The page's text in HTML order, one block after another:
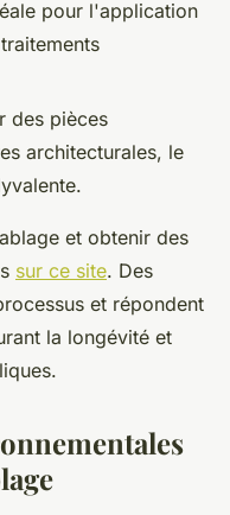
pour l'application
des pièces
architecturales, le
et obtenir des
sur ce site. Des
et répondent
la longévité et